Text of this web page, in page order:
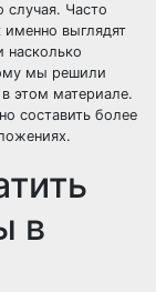
случая. Часто
именно выглядят
насколько
мы решили
этом материале.
составить более
в